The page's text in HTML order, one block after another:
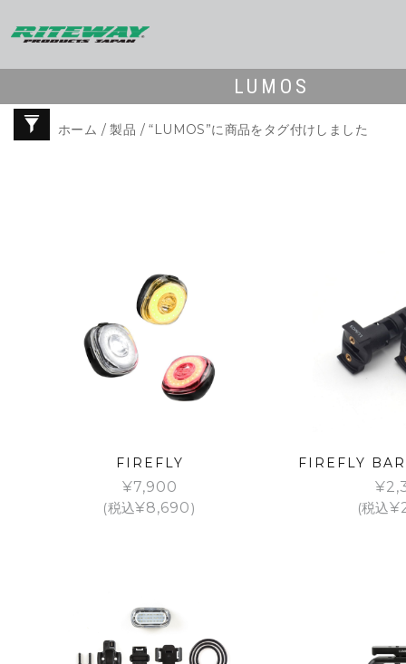
LUMOS
ホーム /製品 / “LUMOS”に商品をタグ付けしました
FIREFLY
¥7,900
(税込¥8,690)
FIREFLY
¥
(税込¥